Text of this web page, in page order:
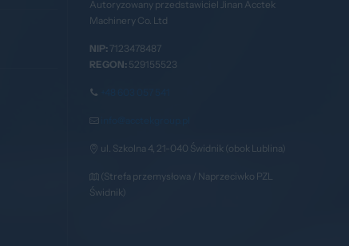
Autoryzowany przedstawiciel Jinan Acctek
Machinery Co. Ltd
NIP:7123478487
REGON:529155523
ul. Szkolna 4, 21-040 Świdnik (obok Lublina)
(Strefa przemysłowa / Naprzeciwko PZL
Świdnik)